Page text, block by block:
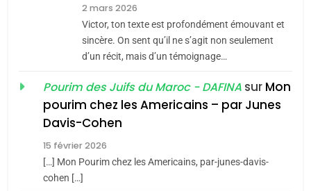
CE QUI NOUS MANQUE –
Jacques Hadida
JUDAISME
Maroc : Les amandes de
Tafraout, le miel de Tadla
du terroir
2 mars 2026
Victor, ton texte est profondément émouvant et
sincère. On sent qu’il ne s’agit non seulement
d’un récit, mais d’un témoignage…
Pourim des Juifs du Maroc - DAFINA sur Mon
pourim chez les Americains – par Junes
Davis-Cohen
15 février 2026
[…] Mon Pourim chez les Americains, par-junes-davis-
cohen […]